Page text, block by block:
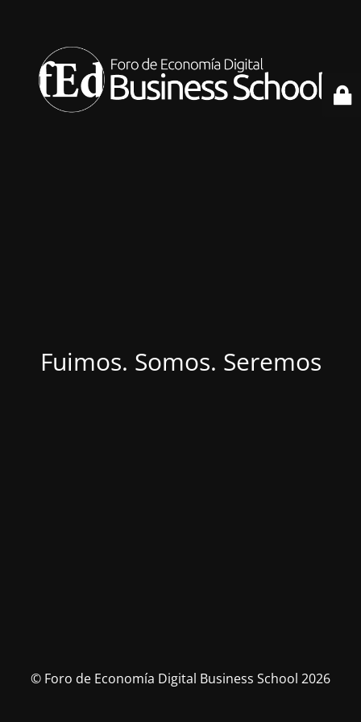
Fuimos. Somos. Seremos
© Foro de Economía Digital Business School 2026